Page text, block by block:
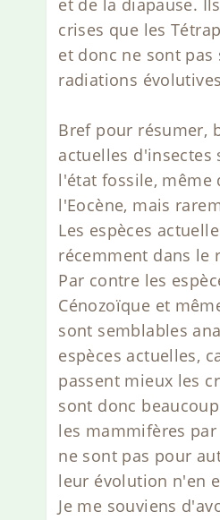
et de la diapause.
crises que les
et donc ne sont pas
radiations
Bref pour résumer,
actuelles d'insectes
l'état fossile, même
l'Eocène, mais
Les espèces
récemment dans le
Par contre les
Cénozoïque et
sont semblables
espèces actuelles,
passent mieux les
sont donc
les mammifères
ne sont pas pour
leur évolution n'en
Je me souviens